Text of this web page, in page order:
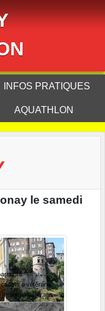
INFOS PRATIQUES
AQUATHLON
le samedi